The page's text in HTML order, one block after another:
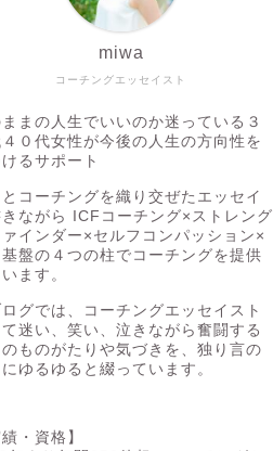
コーチングエッセイスト
miwa
まの人生でいいのか迷っている３
４０代女性が今後の人生の方向性を
けるサポート
とコーチングを織り交ぜたエッセイ
きながら ICFコーチング×ストレング
ァインダー×セルフコンパッション×
基盤の４つの柱でコーチングを提供
ます。
グでは、コーチングエッセイスト
て迷い、笑い、泣きながら奮闘する
のものがたりや気づきを、独り言の
ゆるゆると綴っています。
績・資格】